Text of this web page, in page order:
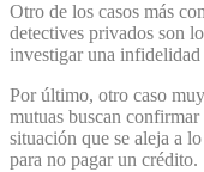
Otro de los casos más
detectives privados son
investigar una
Por último, otro caso
mutuas buscan
situación que se aleja a
para no pagar un crédito.